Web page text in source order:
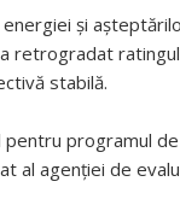
şi
retrogradat
stabilă.
programul
al agenţiei de